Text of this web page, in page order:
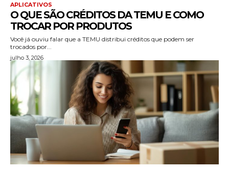
APLICATIVOS
O QUE SÃO CRÉDITOS DA TEMU E COMO
TROCAR POR PRODUTOS
Você já ouviu falar que a TEMU distribui créditos que podem ser
trocados por...
julho 3, 2026